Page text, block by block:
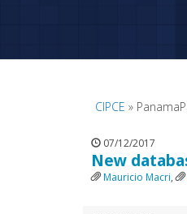
CIPCE »
07/12/2017
New
Mauricio Macri,